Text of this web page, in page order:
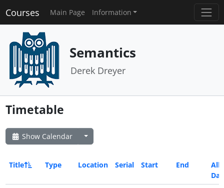
Courses Main Page Information
Semantics
Derek Dreyer
Timetable
Show Calendar
Title Type Location Serial Start End
All
Day